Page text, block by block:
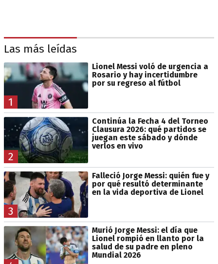
Las más leídas
1
Lionel Messi voló de urgencia a
Rosario y hay incertidumbre
por su regreso al fútbol
2
Continúa la Fecha 4 del Torneo
Clausura 2026: qué partidos se
juegan este sábado y dónde
verlos en vivo
3
Falleció Jorge Messi: quién fue y
por qué resultó determinante
en la vida deportiva de Lionel
Murió Jorge Messi: el día que
Lionel rompió en llanto por la
salud de su padre en pleno
Mundial 2026